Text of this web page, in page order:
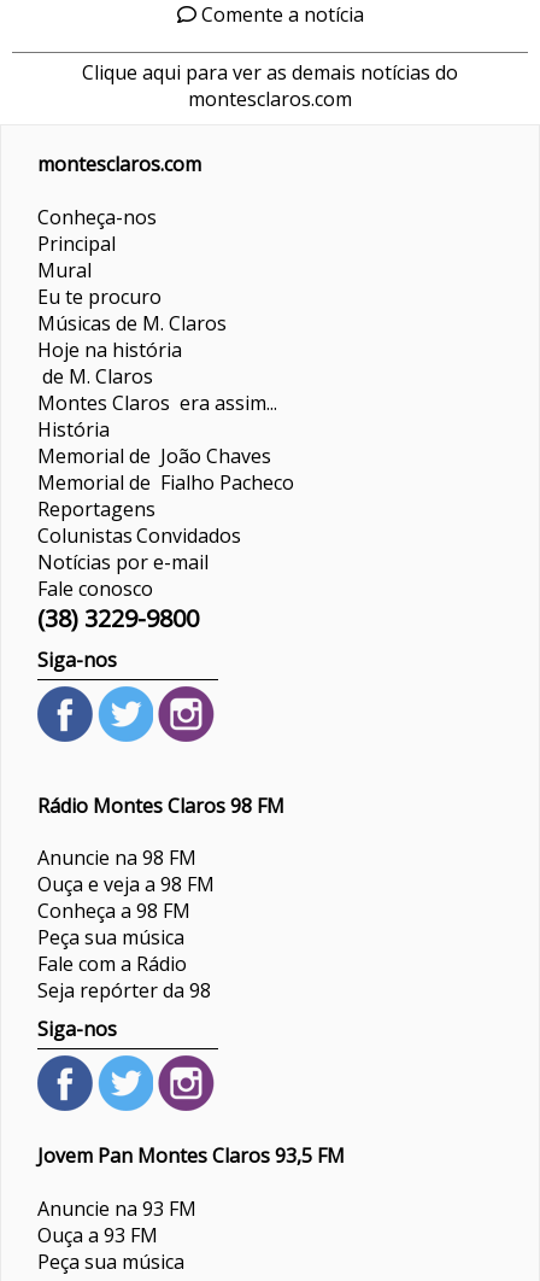
Comente a notícia
Clique aqui para ver as demais notícias do
montesclaros.com
montesclaros.com
Conheça-nos
Principal
Mural
Eu te procuro
Músicas de M. Claros
Hoje na história
de M. Claros
Montes Claros era assim...
História
Memorial de João Chaves
Memorial de Fialho Pacheco
Reportagens
ColunistasConvidados
Notícias por e-mail
Fale conosco
(38) 3229-9800
Siga-nos
Rádio Montes Claros 98 FM
Anuncie na 98 FM
Ouça e veja a 98 FM
Conheça a 98 FM
Peça sua música
Fale com a Rádio
Seja repórter da 98
Siga-nos
Jovem Pan Montes Claros 93,5 FM
Anuncie na 93 FM
Ouça a 93 FM
Peça sua música